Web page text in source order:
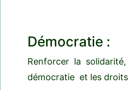
Démocratie :
Renforcer la
démocratie et les